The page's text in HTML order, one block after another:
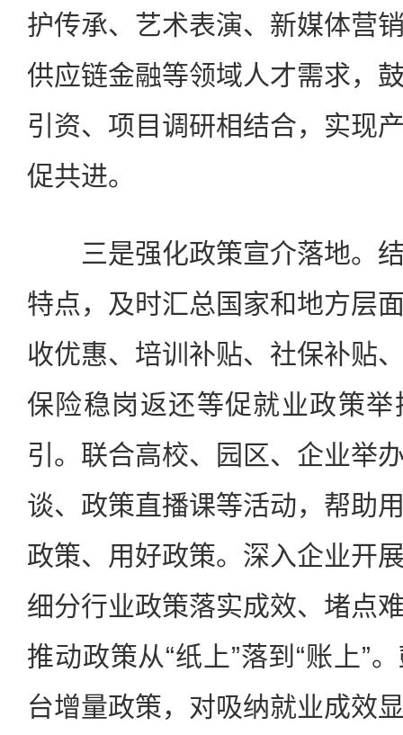
护传承、艺术表演、新媒体营
供应链金融等领域人才需求，
引资、项目调研相结合，实现
促共进。
三是强化政策宣介落地。结
特点，及时汇总国家和地方层
收优惠、培训补贴、社保补贴
保险稳岗返还等促就业政策
引。联合高校、园区、企业举
谈、政策直播课等活动，帮助
政策、用好政策。深入企业开
细分行业政策落实成效、堵点
推动政策从“纸上”落到“账上”
台增量政策，对吸纳就业成效